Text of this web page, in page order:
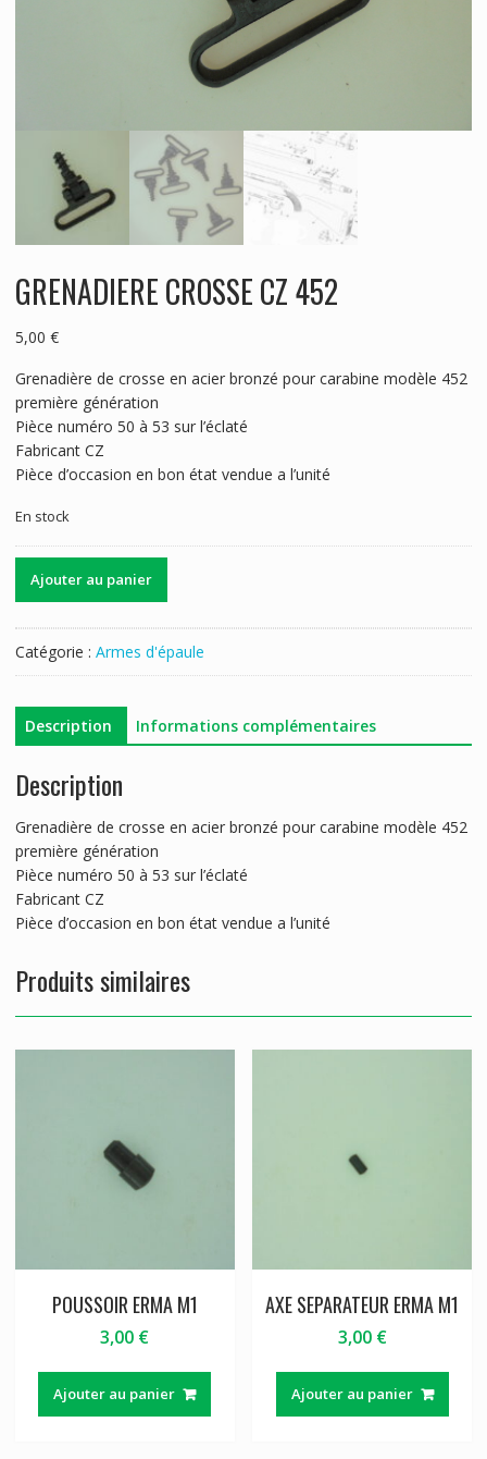
GRENADIERE CROSSE CZ 452
5,00 €
Grenadière de crosse en acier bronzé pour carabine modèle 452
première génération
Pièce numéro 50 à 53 sur l’éclaté
Fabricant CZ
Pièce d’occasion en bon état vendue a l’unité
En stock
de
CZ
Ajouter au panier
Catégorie : Armes d'épaule
Description Informations complémentaires
Description
Grenadière de crosse en acier bronzé pour carabine modèle 452
première génération
Pièce numéro 50 à 53 sur l’éclaté
Fabricant CZ
Pièce d’occasion en bon état vendue a l’unité
Produits similaires
POUSSOIR ERMA M1
3,00 €
Ajouter au panier
AXE SEPARATEUR ERMA M1
3,00 €
Ajouter au panier